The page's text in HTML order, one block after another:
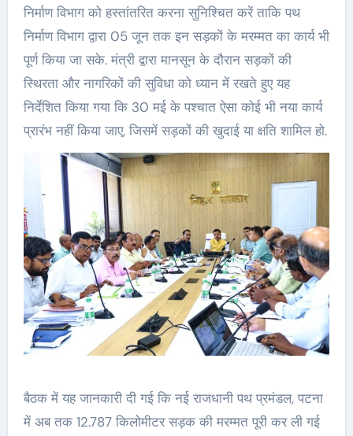
निर्माण विभाग को हस्तांतरित करना सुनिश्चित करें ताकि पथ
निर्माण विभाग द्वारा 05 जून तक इन सड़कों के मरम्मत का कार्य भी
पूर्ण किया जा सके. मंत्री द्वारा मानसून के दौरान सड़कों की
स्थिरता और नागरिकों की सुविधा को ध्यान में रखते हुए यह
निर्देशित किया गया कि 30 मई के पश्‍चात ऐसा कोई भी नया कार्य
प्रारंभ नहीं किया जाए, जिसमें सड़कों की खुदाई या क्षति शामिल हो.
बैठक में यह जानकारी दी गई कि नई राजधानी पथ प्रमंडल, पटना
में अब तक 12.787 किलोमीटर सड़क की मरम्मत पूरी कर ली गई